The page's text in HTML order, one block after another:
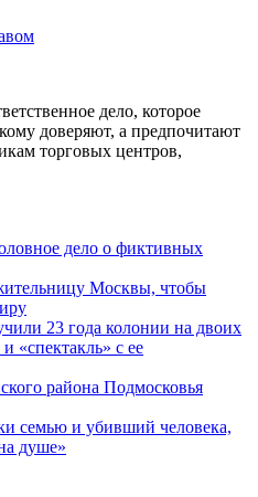
дело, которое
доверяют, а предпочитают
торговых центров,
дело о фиктивных
Москвы, чтобы
23 года колонии на двоих
«спектакль» с ее
района Подмосковья
семью и убивший человека,
душе»